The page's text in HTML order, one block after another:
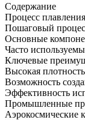
Содержание
Процесс
Пошаговый
Основные
Часто
Ключевые
Высокая
Возможность
Эффективность
Промышленные
Аэрокосмические